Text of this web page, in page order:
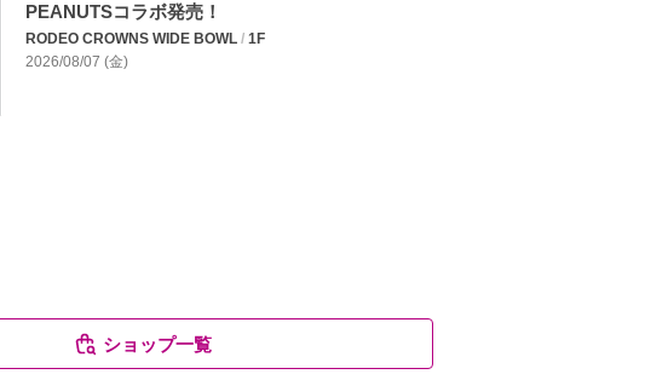
PEANUTSコラボ発売！
RODEO CROWNS WIDE BOWL / 1F
2026/08/07 (金)
ショップ一覧